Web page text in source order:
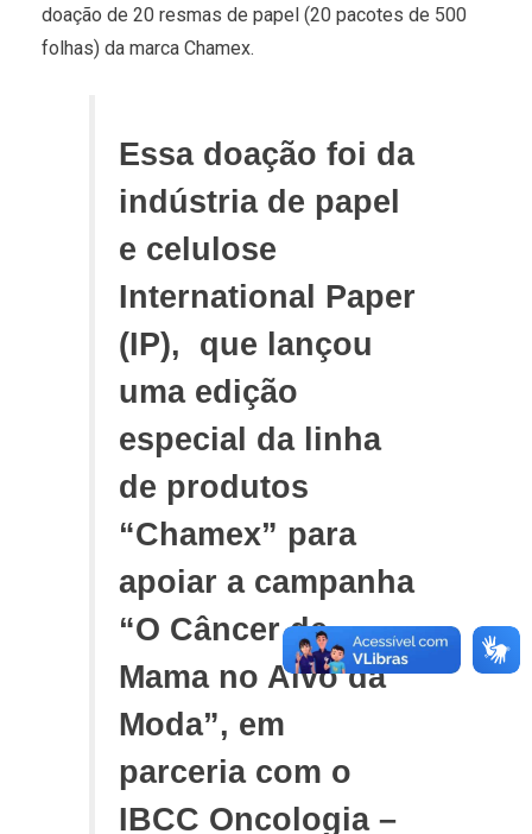
doação de 20 resmas de papel (20 pacotes de 500
folhas) da marca Chamex.
Essa doação foi da
indústria de papel
e celulose
International Paper
(IP), que lançou
uma edição
especial da linha
de produtos
“Chamex” para
apoiar a campanha
“O Câncer de
Mama no Alvo da
Moda”, em
parceria com o
IBCC Oncologia –